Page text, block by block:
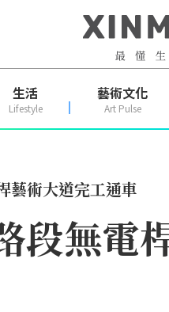
生活
Lifestyle
藝術文化
Art Pulse
藝術大道完工通車
段無電